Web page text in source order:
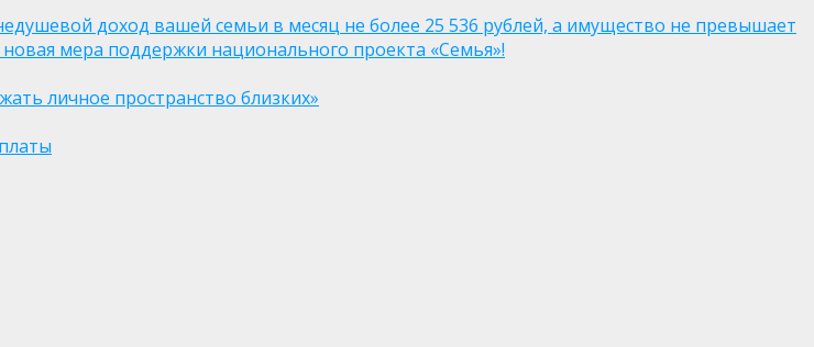
доход вашей семьи в месяц не более 25 536 рублей, а имущество не превышает
мера поддержки национального проекта «Семья»!
личное пространство близких»